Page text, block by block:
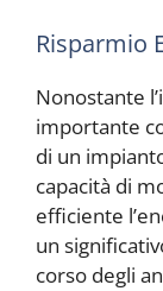
Risparmio
Nonostante
importante
di un
capacità di
efficiente
un
corso degli